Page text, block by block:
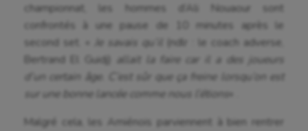
championnat, les hommes d’Ali Nouaour sont
confrontés à une pause de 10 minutes après le
second set. «
Je savais qu’il
(ndlr : le coach adverse,
Bertrand El Guidj)
allait la faire car il a des joueurs
d’un certain âge. C’est sûr que ça freine lorsqu’on est
sur une bonne lancée comme nous l’étions« .
Malgré cela, les Amiénois parviennent à bien rentrer